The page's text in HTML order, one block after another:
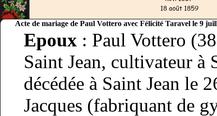
Acte de mariage de Paul Vottero avec Félicité Taravel le 9
Epoux : Paul Vottero
Saint Jean, cultivateur à
décédée à Saint Jean le
Jacques (fabriquant de